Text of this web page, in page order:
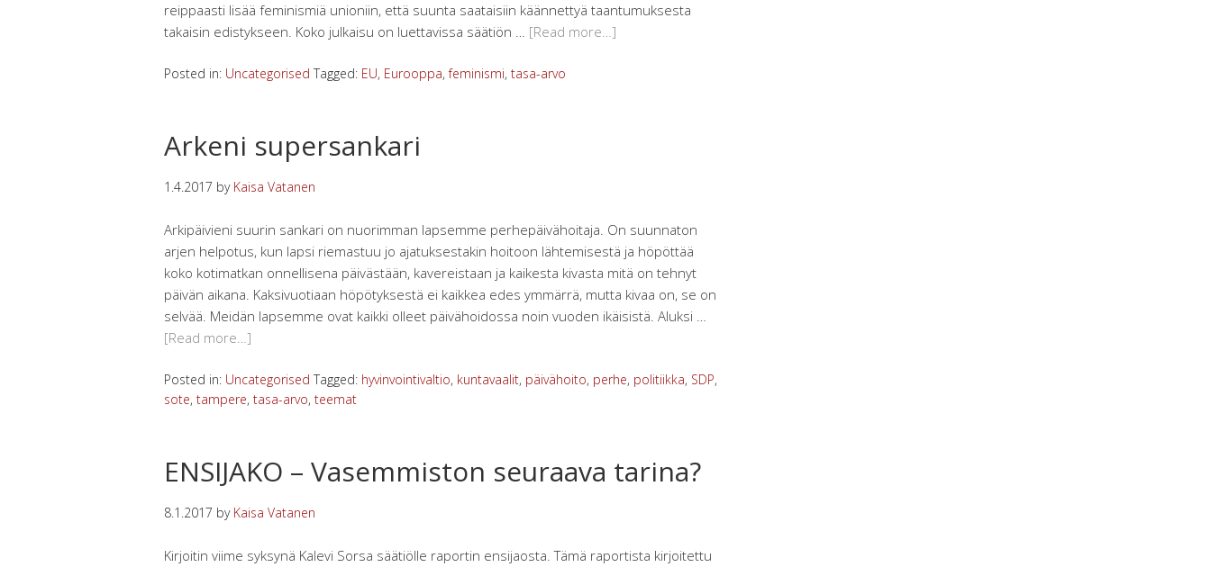
reippaasti lisää feminismiä unioniin, että suunta saataisiin käännettyä taantumuksesta
takaisin edistykseen. Koko julkaisu on luettavissa säätiön … [Read more…]
Posted in: Uncategorised Tagged: EU, Eurooppa,feminismi, tasa-arvo
Arkeni supersankari
1.4.2017 by Kaisa Vatanen
Arkipäivieni suurin sankari on nuorimman lapsemme perhepäivähoitaja. On suunnaton
arjen helpotus, kun lapsi riemastuu jo ajatuksestakin hoitoon lähtemisestä ja höpöttää
koko kotimatkan onnellisena päivästään, kavereistaan ja kaikesta kivasta mitä on tehnyt
päivän aikana. Kaksivuotiaan höpötyksestä ei kaikkea edes ymmärrä, mutta kivaa on, se on
selvää. Meidän lapsemme ovat kaikki olleet päivähoidossa noin vuoden ikäisistä. Aluksi …
[Read more…]
Posted in: Uncategorised Tagged: hyvinvointivaltio, kuntavaalit, päivähoito, perhe, politiikka, SDP,
sote, tampere, tasa-arvo, teemat
ENSIJAKO – Vasemmiston seuraava tarina?
8.1.2017 by Kaisa Vatanen
Kirjoitin viime syksynä Kalevi Sorsa säätiölle raportin ensijaosta. Tämä raportista kirjoitettu